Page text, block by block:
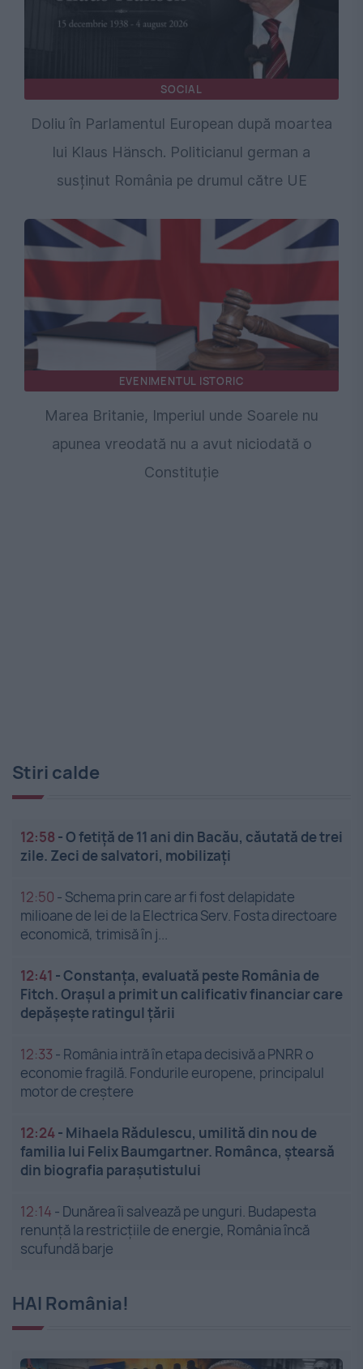
SOCIAL
Doliu în Parlamentul European după moartea
lui Klaus Hänsch. Politicianul german a
susținut România pe drumul către UE
EVENIMENTUL ISTORIC
Marea Britanie, Imperiul unde Soarele nu
apunea vreodată nu a avut niciodată o
Constituție
Stiri calde
12:58 -O fetiță de 11 ani din Bacău, căutată de trei
zile. Zeci de salvatori, mobilizați
12:50 - Schema prin care ar fi fost delapidate
milioane de lei de la Electrica Serv. Fosta directoare
economică, trimisă în j...
12:41 -Constanța, evaluată peste România de
Fitch. Orașul a primit un calificativ financiar care
depășește ratingul țării
12:33 - România intră în etapa decisivă a PNRR o
economie fragilă. Fondurile europene, principalul
motor de creștere
12:24- Mihaela Rădulescu, umilită din nou de
familia lui Felix Baumgartner. Românca, ștearsă
din biografia parașutistului
12:14 - Dunărea îi salvează pe unguri. Budapesta
renunță la restricțiile de energie, România încă
scufundă barje
HAI România!